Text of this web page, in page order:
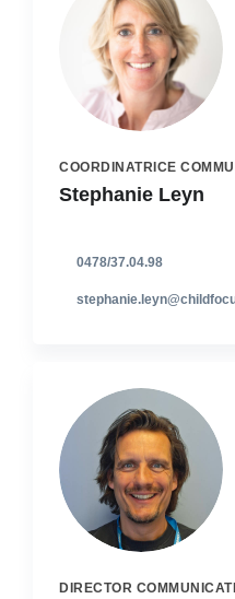
COORDINATRICE
Stephanie Leyn
0478/37.04.98
DIRECTOR